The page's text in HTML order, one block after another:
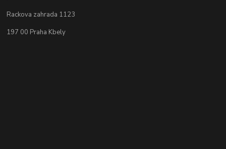
Rackova zahrada 1123
197 00 Praha Kbely